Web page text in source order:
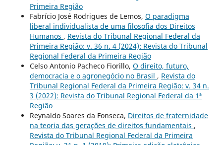
Primeira Região
Fabrício José Rodrigues de Lemos, O paradigma
liberal individualista de uma filosofia dos Direitos
Humanos , Revista do Tribunal Regional Federal da
Primeira Região: v. 36 n. 4 (2024): Revista do Tribunal
Regional Federal da Primeira Região
Celso Antonio Pacheco Fiorillo, O direito, futuro,
democracia e o agronegócio no Brasil , Revista do
Tribunal Regional Federal da Primeira Região: v. 34 n.
3 (2022): Revista do Tribunal Regional Federal da 1ª
Região
Reynaldo Soares da Fonseca, Direitos de fraternidade
na teoria das gerações de direitos fundamentais ,
Revista do Tribunal Regional Federal da Primeira